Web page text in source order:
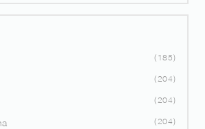
185
204
204
204